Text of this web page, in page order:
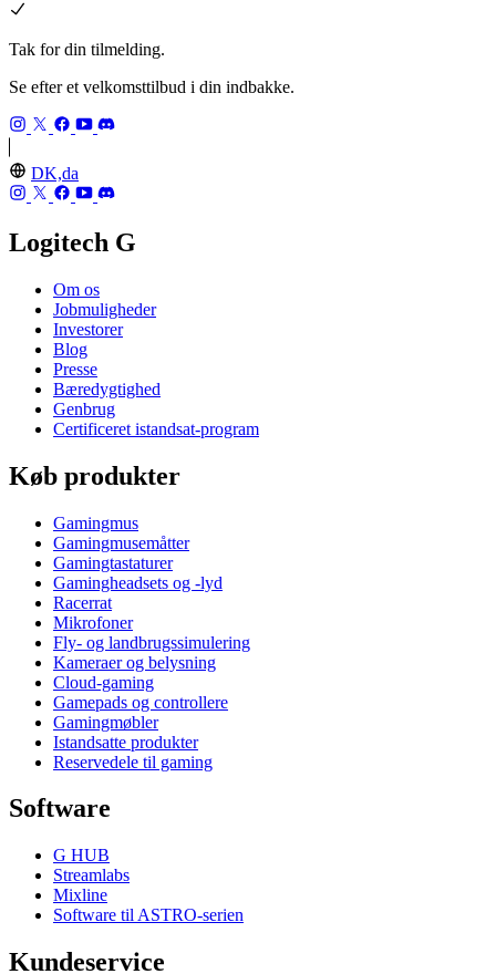
Tak for din tilmelding.
Se efter et velkomsttilbud i din indbakke.
DK,da
Logitech G
Om os
Jobmuligheder
Investorer
Blog
Presse
Bæredygtighed
Genbrug
Certificeret istandsat-program
Køb produkter
Gamingmus
Gamingmusemåtter
Gamingtastaturer
Gamingheadsets og -lyd
Racerrat
Mikrofoner
Fly- og landbrugssimulering
Kameraer og belysning
Cloud-gaming
Gamepads og controllere
Gamingmøbler
Istandsatte produkter
Reservedele til gaming
Software
G HUB
Streamlabs
Mixline
Software til ASTRO-serien
Kundeservice